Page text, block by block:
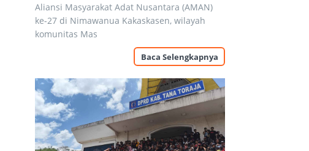
Aliansi Masyarakat Adat Nusantara (AMAN)
ke-27 di Nimawanua Kakaskasen, wilayah
komunitas Mas
Baca Selengkapnya